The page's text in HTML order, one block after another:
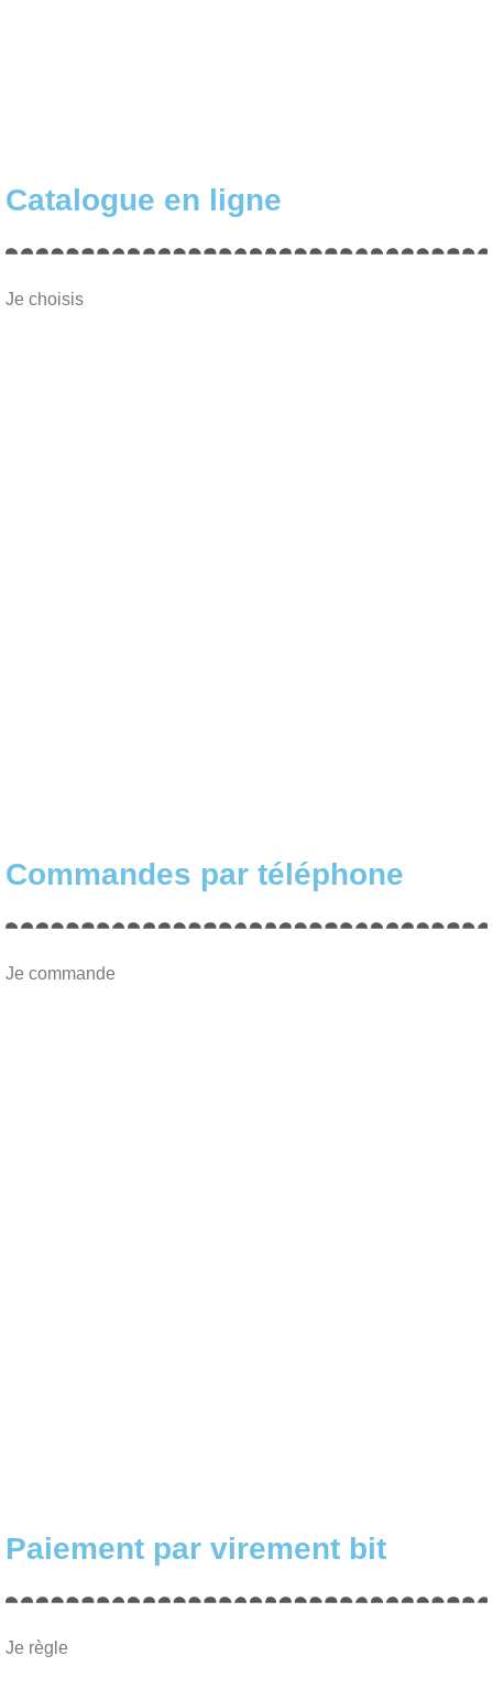
Catalogue en ligne
Je choisis
Commandes par téléphone
Je commande
Paiement par virement bit
Je règle